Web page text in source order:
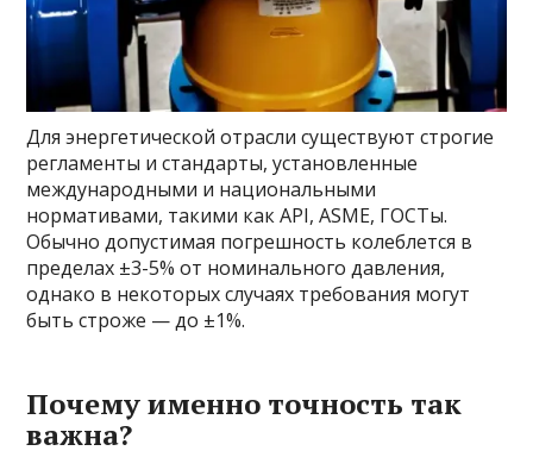
Для энергетической отрасли существуют строгие
регламенты и стандарты, установленные
международными и национальными
нормативами, такими как API, ASME, ГОСТы.
Обычно допустимая погрешность колеблется в
пределах ±3-5% от номинального давления,
однако в некоторых случаях требования могут
быть строже — до ±1%.
Почему именно точность так
важна?